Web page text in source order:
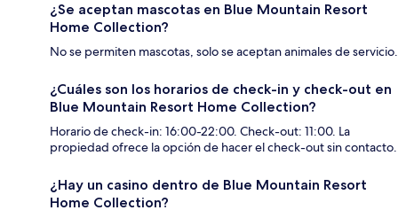
¿Se aceptan mascotas en Blue Mountain Resort
Home Collection?
No se permiten mascotas, solo se aceptan animales de servicio.
¿Cuáles son los horarios de check-in y check-out en
Blue Mountain Resort Home Collection?
Horario de check-in: 16:00-22:00. Check-out: 11:00. La
propiedad ofrece la opción de hacer el check-out sin contacto.
¿Hay un casino dentro de Blue Mountain Resort
Home Collection?